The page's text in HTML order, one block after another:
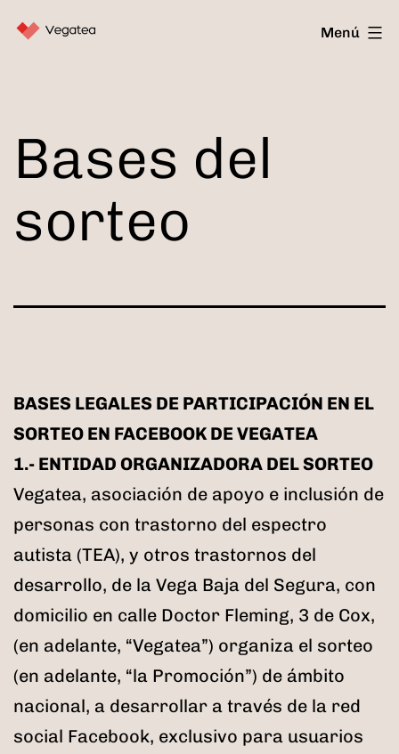
Vegatea Menú
Bases del
sorteo
BASES LEGALES DE PARTICIPACIÓN EN EL
SORTEO EN FACEBOOK DE VEGATEA
1.- ENTIDAD ORGANIZADORA DEL SORTEO
Vegatea, asociación de apoyo e inclusión de
personas con trastorno del espectro
autista (TEA), y otros trastornos del
desarrollo, de la Vega Baja del Segura, con
domicilio en calle Doctor Fleming, 3 de Cox,
(en adelante, “Vegatea”) organiza el sorteo
(en adelante, “la Promoción”) de ámbito
nacional, a desarrollar a través de la red
social Facebook, exclusivo para usuarios